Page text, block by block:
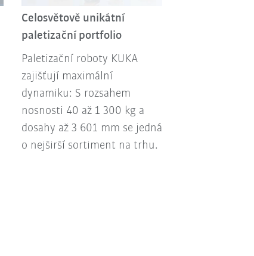
Celosvětově unikátní
paletizační portfolio
Paletizační roboty KUKA
zajišťují maximální
dynamiku: S rozsahem
nosnosti 40 až 1 300 kg a
dosahy až 3 601 mm se jedná
o nejširší sortiment na trhu.